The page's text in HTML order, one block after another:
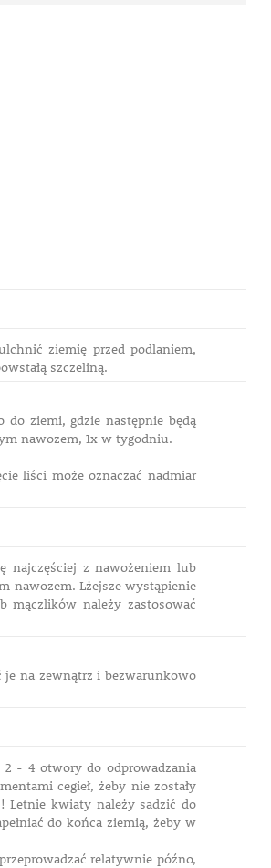
ziemię przed podlaniem,
szczeliną.
do ziemi, gdzie następnie będą
nawozem, 1x w tygodniu.
liści może oznaczać nadmiar
najczęściej z nawożeniem lub
nawozem. Lżejsze wystąpienie
mączlików należy zastosować
je na zewnątrz i bezwarunkowo
2 - 4 otwory do odprowadzania
cegieł, żeby nie zostały
Letnie kwiaty należy sadzić do
do końca ziemią, żeby w
relatywnie późno,